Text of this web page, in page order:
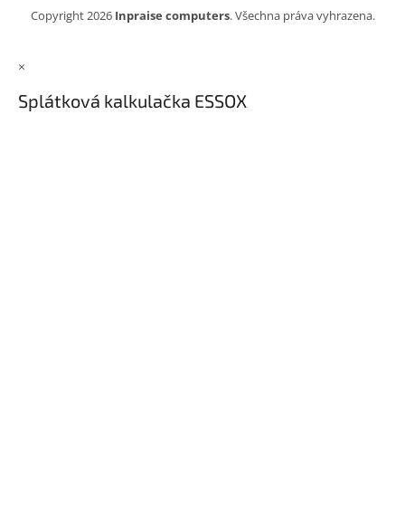
Copyright 2026 Inpraise computers. Všechna práva vyhrazena.
×
Splátková kalkulačka ESSOX